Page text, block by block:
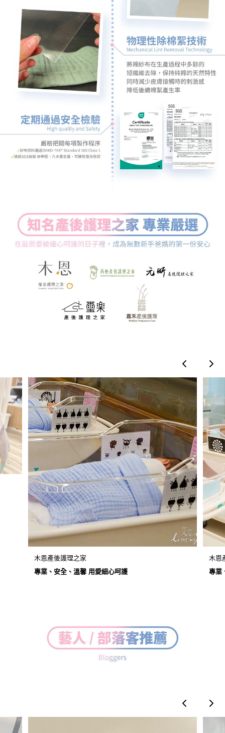
木恩產後護理之家
專業、安全、溫馨 用愛細心呵護
木恩
專業